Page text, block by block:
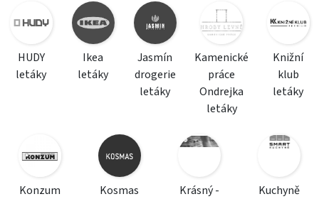
HUDY
letáky
Ikea
letáky
Jasmín
drogerie
letáky
Kamenické
práce
Ondrejka
letáky
Knižní
klub
letáky
Konzum
Kosmas
Krásný -
Kuchyně